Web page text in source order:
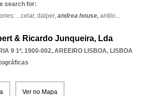
search for:
...celar, dalper, andrea house, antilo...
& Ricardo Junqueira, Lda
9 1º, 1900-002, AREEIRO LISBOA, LISBOA
Ver no Mapa